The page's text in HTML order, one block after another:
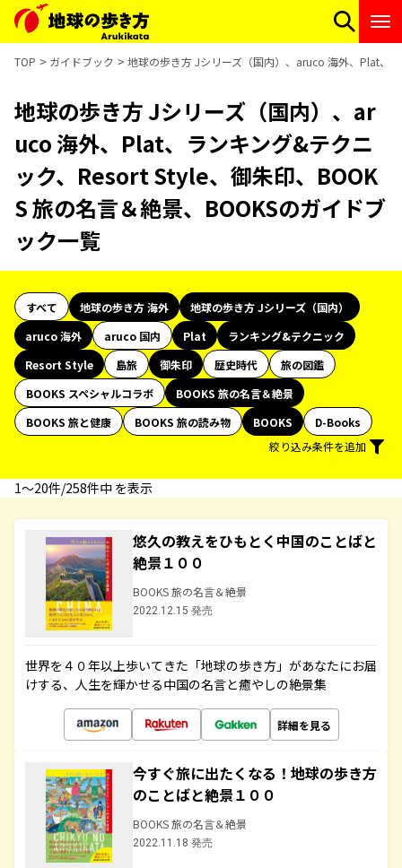
TOP ガイドブック 地球の歩き方 Jシリーズ（国内）、aruco 海外、Plat、
地球の歩き方 Jシリーズ（国内）、ar
uco 海外、Plat、ランキング&テクニ
ック、Resort Style、御朱印、BOOK
S 旅の名言＆絶景、BOOKSのガイドブ
ック一覧
すべて 地球の歩き方 海外
地球の歩き方 Jシリーズ（国内）
aruco 海外
aruco 国内 Plat
ランキング&テクニック
Resort Style
島旅 御朱印 歴史時代
旅の図鑑
BOOKS スペシャルコラボ
BOOKS 旅の名言＆絶景
BOOKS 旅と健康
BOOKS 旅の読み物 BOOKS
D-Books
絞り込み条件を追加
1〜20件/258件中 を表示
悠久の教えをひもとく中国のことばと
絶景１００
BOOKS 旅の名言＆絶景
2022.12.15 発売
世界を４０年以上歩いてきた「地球の歩き方」があなたにお届
けする、人生を輝かせる中国の名言と癒やしの絶景集
詳細を見る
今すぐ旅に出たくなる！地球の歩き方
のことばと絶景１００
BOOKS 旅の名言＆絶景
2022.11.18 発売